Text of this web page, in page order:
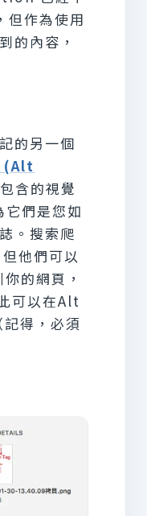
作為使用
的內容，
的另一個
(Alt
含的視覺
們是您如
。搜索爬
他們可以
的網頁，
可以在Alt
得，必須